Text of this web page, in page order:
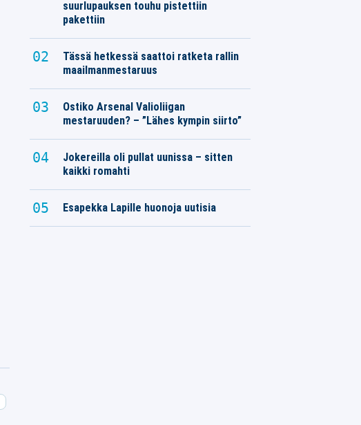
suurlupauksen touhu pistettiin
pakettiin
Tässä hetkessä saattoi ratketa rallin
maailmanmestaruus
Ostiko Arsenal Valioliigan
mestaruuden? – ”Lähes kympin siirto”
Jokereilla oli pullat uunissa – sitten
kaikki romahti
Esapekka Lapille huonoja uutisia